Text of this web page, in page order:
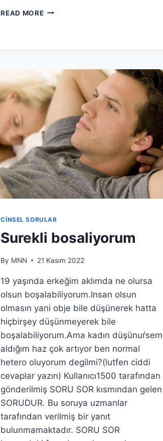
READ MORE
CINSEL SORULAR
Surekli bosaliyorum
By MNN 21 Kasım 2022
19 yaşında erkeğim aklımda ne olursa
olsun boşalabiliyorum.Insan olsun
olmasın yani obje bile düşünerek hatta
hiçbirşey düşünmeyerek bile
boşalabiliyorum.Ama kadın düşünuŕsem
aldığım haz çok artıyor ben normal
hetero oluyorum degilmi?(lutfen ciddi
cevaplar yazın) Kullanıcı1500 tarafından
gönderilmiş SORU SOR kısmından gelen
SORUDUR. Bu soruya uzmanlar
tarafından verilmiş bir yanıt
bulunmamaktadır. SORU SOR